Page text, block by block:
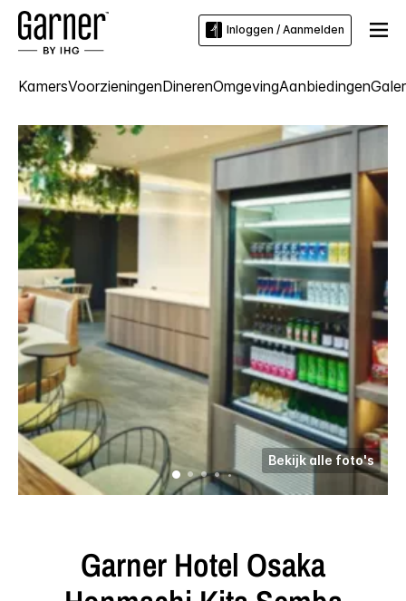
Inloggen / Aanmelden
KamersVoorzieningenDinerenOmgevingAanbiedingen
Bekijk alle foto's
Garner Hotel Osaka